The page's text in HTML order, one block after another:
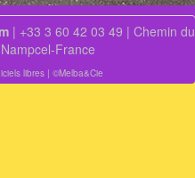
| +33 3 60 42 03 49 | Chemin du
France
libres| ©Melba&Cie